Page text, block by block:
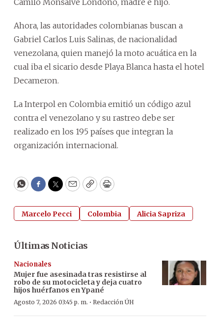
Ahora, las autoridades colombianas buscan a
Gabriel Carlos Luis Salinas, de nacionalidad
venezolana, quien manejó la moto acuática en la
cual iba el sicario desde Playa Blanca hasta el hotel
Decameron.
La Interpol en Colombia emitió un código azul
contra el venezolano y su rastreo debe ser
realizado en los 195 países que integran la
organización internacional.
WhatsApp
Facebook
Twitter
EmailCopyPrint
Marcelo Pecci Colombia Alicia Sapriza
Últimas Noticias
Nacionales
Mujer fue asesinada tras resistirse al
robo de su motocicleta y deja cuatro
hijos huérfanos en Ypané
Agosto 7, 2026 03:45 p. m. · Redacción ÚH